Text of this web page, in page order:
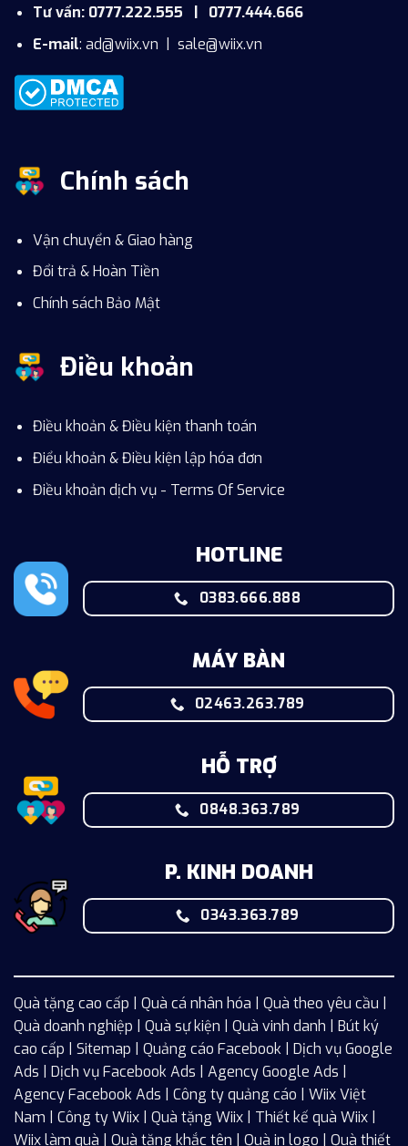
Tư vấn: 0777.222.555 | 0777.444.666
E-mail: ad@wiix.vn sale@wiix.vn
Chính sách
Vận chuyển & Giao hàng
Đổi trả & Hoàn Tiền
Chính sách Bảo Mật
Điều khoản
Điều khoản & Điều kiện thanh toán
Điểu khoản & Điều kiện lập hóa đơn
Điều khoản dịch vụ - Terms Of Service
HOTLINE
0383.666.888
MÁY BÀN
02463.263.789
HỖ TRỢ
0848.363.789
P. KINH DOANH
0343.363.789
Quà tặng cao cấp | Quà cá nhân hóa | Quà theo yêu cầu |
Quà doanh nghiệp | Quà sự kiện | Quà vinh danh | Bút ký
cao cấp | Sitemap | Quảng cáo Facebook | Dịch vụ Google
Ads
Dịch vụ Facebook Ads | Agency Google Ads |
Agency Facebook Ads | Công ty quảng cáo | WiixViệt
Nam | Công ty Wiix | Quà tặng Wiix | Thiết kế quà Wiix |
Wiix làm quà | Quà tặng khắc tên | Quà in logo | Quà thiết